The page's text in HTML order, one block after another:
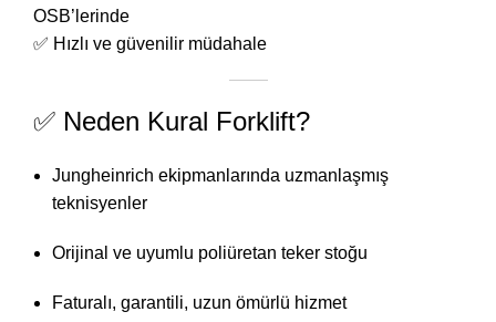
OSB’lerinde
✅ Hızlı ve güvenilir müdahale
✅ Neden Kural Forklift?
Jungheinrich ekipmanlarında uzmanlaşmış
teknisyenler
Orijinal ve uyumlu poliüretan teker stoğu
Faturalı, garantili, uzun ömürlü hizmet